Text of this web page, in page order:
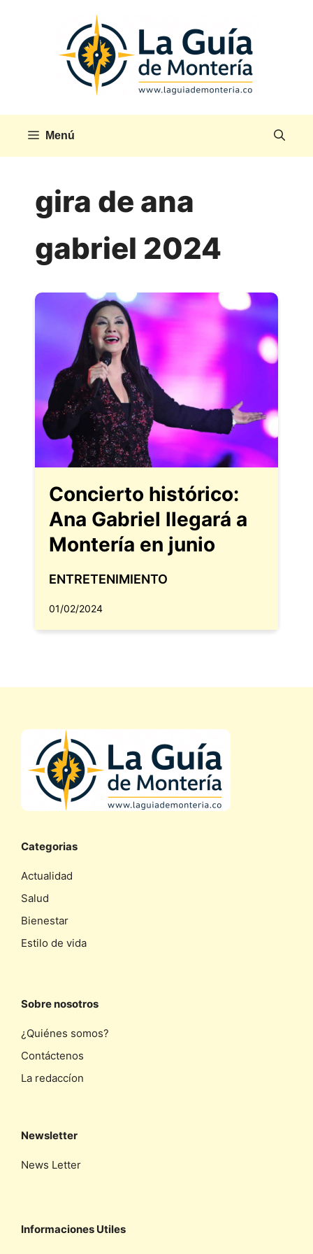
Menú
gira de ana
gabriel 2024
Concierto histórico:
Ana Gabriel llegará a
Montería en junio
ENTRETENIMIENTO
01/02/2024
Categorias
Actualidad
Salud
Bienestar
Estilo de vida
Sobre nosotros
¿Quiénes somos?
Contáctenos
La redaccíon
Newsletter
News Letter
Informaciones Utiles